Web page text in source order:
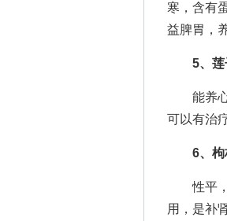
寒，含有
益脾胃，
5、莲
能养心
可以有治
6、
性平，
用，是补